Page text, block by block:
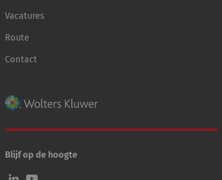
Vacatures
Route
Contact
Blijf op de hoogte
Volg
Volg